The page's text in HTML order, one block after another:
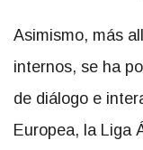
Asimismo, más
internos, se ha
de diálogo e
Europea, la Liga